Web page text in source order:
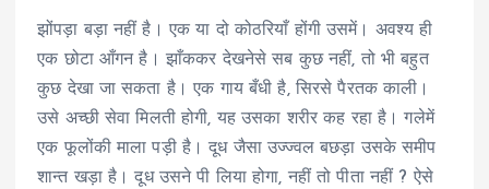
झोंपड़ा बड़ा नहीं है। एक या दो कोठरियाँ होंगी उसमें। अवश्य ही
एक छोटा आँगन है। झाँककर देखनेसे सब कुछ नहीं, तो भी बहुत
कुछ देखा जा सकता है। एक गाय बँधी है, सिरसे पैरतक काली।
उसे अच्छी सेवा मिलती होगी, यह उसका शरीर कह रहा है। गलेमें
एक फूलोंकी माला पड़ी है। दूध जैसा उज्ज्वल बछड़ा उसके समीप
शान्त खड़ा है। दूध उसने पी लिया होगा, नहीं तो पीता नहीं ? ऐसे